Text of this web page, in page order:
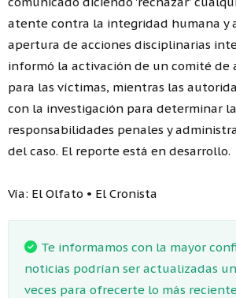
atente contra la integridad humana y
apertura de acciones disciplinarias
informó la activación de un comité de
para las víctimas, mientras las
con la investigación para determinar
responsabilidades penales y
del caso. El reporte está en desarrollo.
Vía: El Olfato • El Cronista
Te informamos con la mayor
noticias podrían ser actualizadas
veces para ofrecerte lo más